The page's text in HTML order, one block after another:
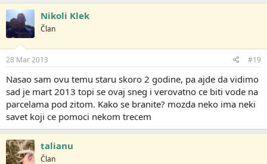
Nikoli Klek
Član
28 Mar 2013 #19
Nasao sam ovu temu staru skoro 2 godine, pa ajde da vidimo
sad je mart 2013 topi se ovaj sneg i verovatno ce biti vode na
parcelama pod zitom. Kako se branite? mozda neko ima neki
savet koji ce pomoci nekom trecem
talianu
Član